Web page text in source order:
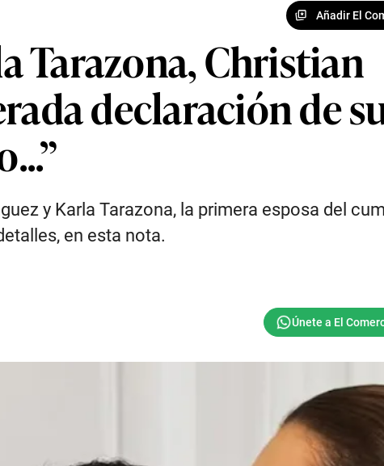
Añadir El
Tarazona, Christian
declaración de
y Karla Tarazona, la primera esposa del
en esta nota.